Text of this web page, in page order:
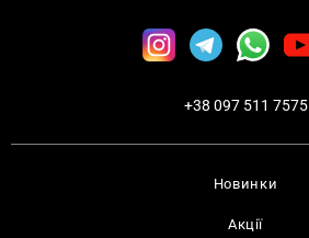
Новинки
Акції
+38 097 511 7575